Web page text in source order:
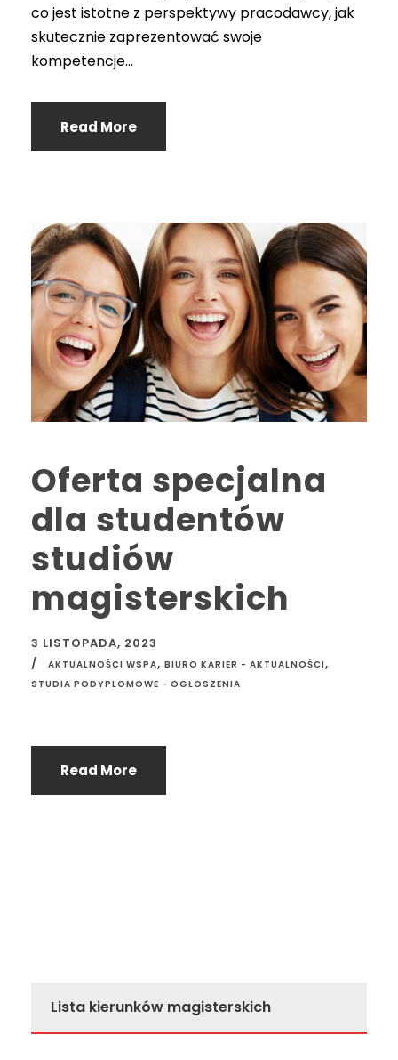
co jest istotne z perspektywy pracodawcy, jak
skutecznie zaprezentować swoje
kompetencje...
Read More
Oferta specjalna
dla studentów
studiów
magisterskich
3 LISTOPADA, 2023
AKTUALNOŚCI WSPA, BIURO KARIER - AKTUALNOŚCI,
STUDIA PODYPLOMOWE - OGŁOSZENIA
Read More
Lista kierunków magisterskich